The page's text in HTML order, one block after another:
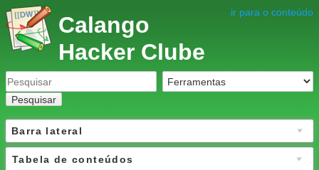
ir para o conteúdo
Calango
Hacker Clube
Pesquisar
Barra lateral
Tabela de conteúdos